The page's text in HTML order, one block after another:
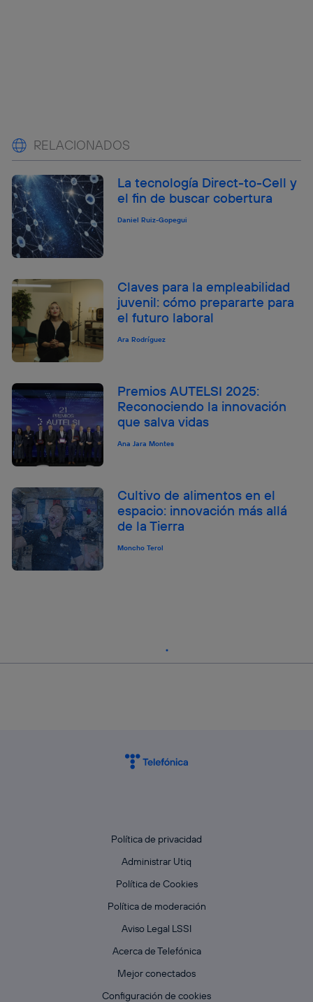
RELACIONADOS
La tecnología Direct-to-Cell y
el fin de buscar cobertura
Daniel Ruiz-Gopegui
Claves para la empleabilidad
juvenil: cómo prepararte para
el futuro laboral
Ara Rodríguez
Premios AUTELSI 2025:
Reconociendo la innovación
que salva vidas
Ana Jara Montes
Cultivo de alimentos en el
espacio: innovación más allá
de la Tierra
Moncho Terol
Política de privacidad
Administrar Utiq
Política de Cookies
Política de moderación
Aviso Legal LSSI
Acerca de Telefónica
Mejor conectados
Configuración de cookies